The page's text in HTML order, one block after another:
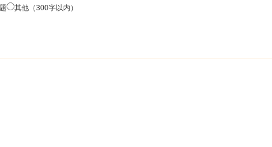
其他（300字以内）